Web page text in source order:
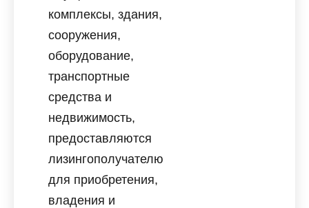
комплексы, здания,
сооружения,
оборудование,
транспортные
средства и
недвижимость,
предоставляются
лизингополучателю
для приобретения,
владения и